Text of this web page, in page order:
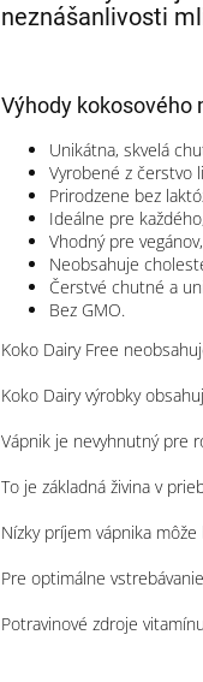
neznášanlivosti
Výhody kokosového
Unikátna, skvelá
Vyrobené z čerstvo
Prirodzene bez
Ideálne pre
Vhodný pre
Neobsahuje
Čerstvé chutné a
Bez GMO.
Koko Dairy Free
Koko Dairy výrobky
Vápnik je nevyhnutný pre
To je základná živina v
Nízky príjem vápnika
Pre optimálne
Potravinové zdroje